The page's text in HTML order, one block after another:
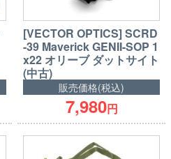
[VECTOR OPTICS] SCRD
-39 Maverick GENII-SOP 1
x22 オリーブ ダットサイト
(中古)
販売価格(税込)
7,980円